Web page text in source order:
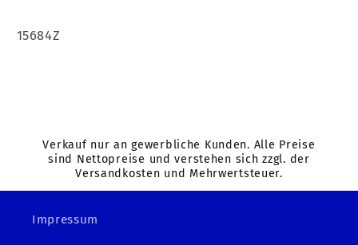
SKU:
15684Z
Verkauf nur an gewerbliche Kunden. Alle Preise
sind Nettopreise und verstehen sich zzgl. der
Versandkosten und Mehrwertsteuer.
Impressum